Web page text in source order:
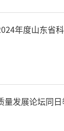
程，
中
纷纷
瞬间
年度山东省
量发展论坛同